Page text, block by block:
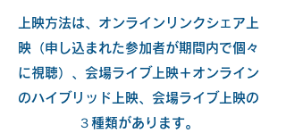
上映方法は、オンラインリンクシェア上
映（申し込まれた参加者が期間内で個々
に視聴）、会場ライブ上映＋オンライン
のハイブリッド上映、会場ライブ上映の
３種類があります。